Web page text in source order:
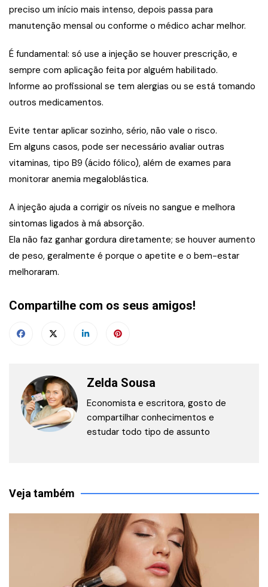
preciso um início mais intenso, depois passa para
manutenção mensal ou conforme o médico achar melhor.
É fundamental: só use a injeção se houver prescrição, e
sempre com aplicação feita por alguém habilitado.
Informe ao profissional se tem alergias ou se está tomando
outros medicamentos.
Evite tentar aplicar sozinho, sério, não vale o risco.
Em alguns casos, pode ser necessário avaliar outras
vitaminas, tipo B9 (ácido fólico), além de exames para
monitorar anemia megaloblástica.
A injeção ajuda a corrigir os níveis no sangue e melhora
sintomas ligados à má absorção.
Ela não faz ganhar gordura diretamente; se houver aumento
de peso, geralmente é porque o apetite e o bem-estar
melhoraram.
Compartilhe com os seus amigos!
Zelda Sousa
Economista e escritora, gosto de
compartilhar conhecimentos e
estudar todo tipo de assunto
Veja também